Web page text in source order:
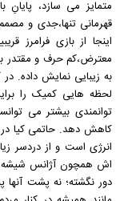
متمایز می سازد،
قهرمانی تنها،جدی و
اینجا از بازی فرامرز
معترض،کم حرف و مقتدر
به زیبایی نمایش داده. در
لحظه هایی کمیک را
توانمندی بیشتر می
کاهش دهد. حاتمی کیا در
انرژی است و از دردسر
اش همچون آژانس شیشه
دور نگشته؛ نه پشت آنها